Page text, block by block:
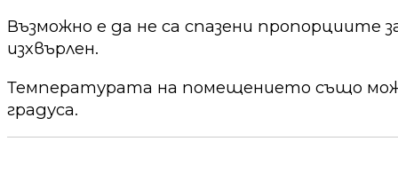
Възможно е да не са спазени пропорциите
изхвърлен.
Температурата на помещението също
градуса.